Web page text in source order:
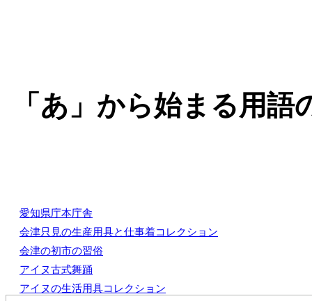
「あ」から始まる用語
愛知県庁本庁舎
会津只見の生産用具と仕事着コレクション
会津の初市の習俗
アイヌ古式舞踊
アイヌの生活用具コレクション